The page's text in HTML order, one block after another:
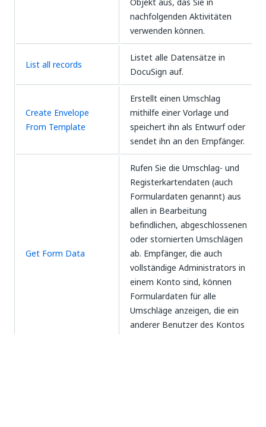
nachfolgenden Aktivitäten
verwenden können.
List all records
Listet alle Datensätze in
DocuSign auf.
Create Envelope
From Template
Erstellt einen Umschlag
mithilfe einer Vorlage und
speichert ihn als Entwurf oder
sendet ihn an den Empfänger.
Get Form Data
Rufen Sie die Umschlag- und
Registerkartendaten (auch
Formulardaten genannt) aus
allen in Bearbeitung
befindlichen, abgeschlossenen
oder stornierten Umschlägen
ab. Empfänger, die auch
vollständige Administrators in
einem Konto sind, können
Formulardaten für alle
Umschläge anzeigen, die ein
anderer Benutzer des Kontos